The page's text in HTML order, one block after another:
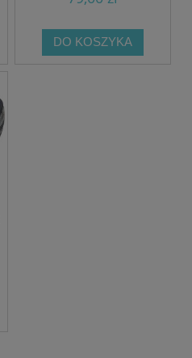
DO KOSZYKA